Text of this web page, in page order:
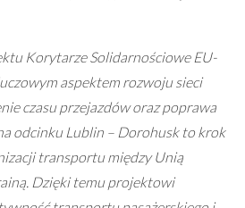
Korytarze Solidarnościowe EU-
aspektem rozwoju sieci
czasu przejazdów oraz poprawa
odcinku Lublin – Dorohusk to krok
transportu między Unią
Dzięki temu projektowi